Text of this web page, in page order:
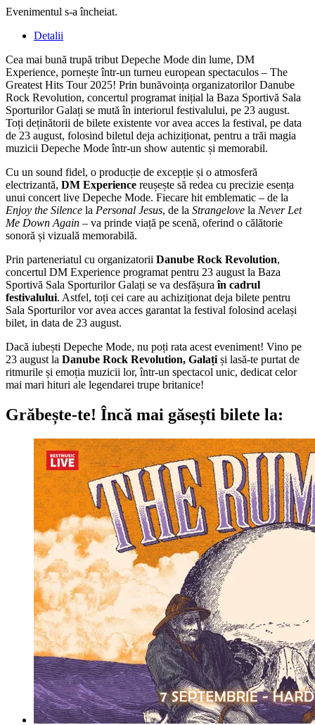
Evenimentul s-a încheiat.
Detalii
Cea mai bună trupă tribut Depeche Mode din lume, DM
Experience, pornește într-un turneu european spectaculos – The
Greatest Hits Tour 2025! Prin bunăvoința organizatorilor Danube
Rock Revolution, concertul programat inițial la Baza Sportivă Sala
Sporturilor Galați se mută în interiorul festivalului, pe 23 august.
Toți deținătorii de bilete existente vor avea acces la festival, pe data
de 23 august, folosind biletul deja achiziționat, pentru a trăi magia
muzicii Depeche Mode într-un show autentic și memorabil.
Cu un sound fidel, o producție de excepție și o atmosferă
electrizantă, DM Experience reușește să redea cu precizie esența
unui concert live Depeche Mode. Fiecare hit emblematic – de la
Enjoy the Silence la Personal Jesus, de la Strangelove la Never Let
Me Down Again – va prinde viață pe scenă, oferind o călătorie
sonoră și vizuală memorabilă.
Prin parteneriatul cu organizatorii Danube Rock Revolution,
concertul DM Experience programat pentru 23 august la Baza
Sportivă Sala Sporturilor Galați se va desfășuraîn cadrul
festivalului. Astfel, toți cei care au achiziționat deja bilete pentru
Sala Sporturilor vor avea acces garantat la festival folosind același
bilet, in data de 23 august.
Dacă iubești Depeche Mode, nu poți rata acest eveniment! Vino pe
23 august la Danube Rock Revolution, Galați și lasă-te purtat de
ritmurile și emoția muzicii lor, într-un spectacol unic, dedicat celor
mai mari hituri ale legendarei trupe britanice!
Grăbește-te! Încă mai găsești bilete la: